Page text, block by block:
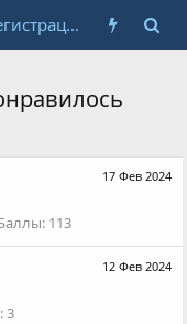
Регистрация
17 Фев 2024
113
12 Фев 2024
3